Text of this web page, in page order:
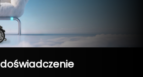
doświadczenie